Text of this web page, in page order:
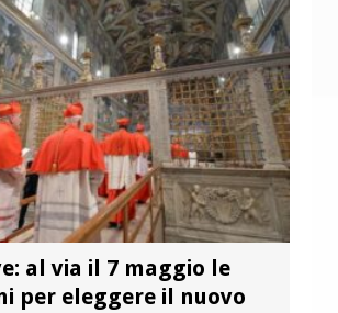
è buono, giusto e santo per la nostra
vita”
al via il 7 maggio le
per eleggere il nuovo